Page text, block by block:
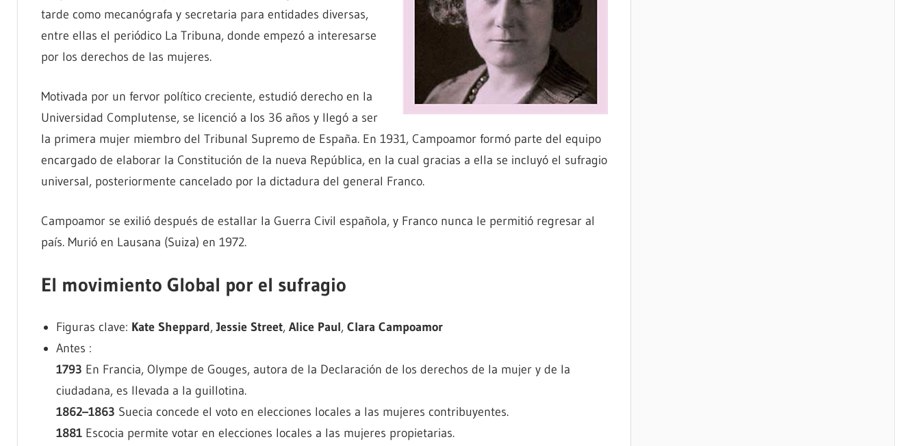
tarde como mecanógrafa y secretaria para entidades diversas,
entre ellas el periódico La Tribuna, donde empezó a interesarse
por los derechos de las mujeres.
Motivada por un fervor político creciente, estudió derecho en la
Universidad Complutense, se licenció a los 36 años y llegó a ser
la primera mujer miembro del Tribunal Supremo de España. En 1931, Campoamor formó parte del equipo
encargado de elaborar la Constitución de la nueva República, en la cual gracias a ella se incluyó el sufragio
universal, posteriormente cancelado por la dictadura del general Franco.
Campoamor se exilió después de estallar la Guerra Civil española, y Franco nunca le permitió regresar al
país. Murió en Lausana (Suiza) en 1972.
El movimiento Global por el sufragio
Figuras clave: Kate Sheppard,Jessie Street, Alice Paul, Clara Campoamor
Antes :
1793 En Francia, Olympe de Gouges, autora de la Declaración de los derechos de la mujer y de la
ciudadana, es llevada a la guillotina.
1862–1863 Suecia concede el voto en elecciones locales a las mujeres contribuyentes.
1881 Escocia permite votar en elecciones locales a las mujeres propietarias.